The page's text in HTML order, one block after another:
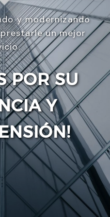
y modernizando
un mejor
POR SU
Y
la mejor
qué cookies utilizamos